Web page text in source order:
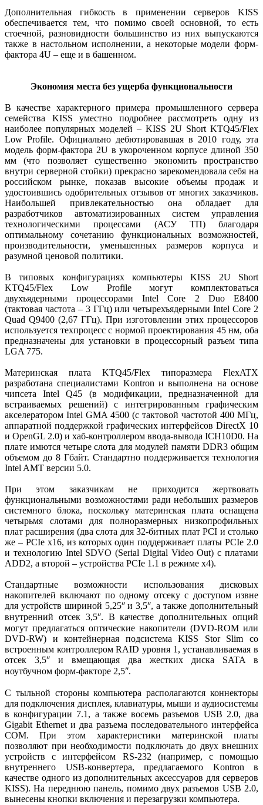
Дополнительная гибкость в применении серверов KISS
обеспечивается тем, что помимо своей основной, то есть
стоечной, разновидности большинство из них выпускаются
также в настольном исполнении, а некоторые модели форм-
фактора 4U – еще и в башенном.
Экономия места без ущерба функциональности
В качестве характерного примера промышленного сервера
семейства KISS уместно подробнее рассмотреть одну из
наиболее популярных моделей – KISS 2U Short KTQ45/Flex
Low Profile. Официально дебютировавшая в 2010 году, эта
модель форм-фактора 2U в укороченном корпусе длиной 350
мм (что позволяет существенно экономить пространство
внутри серверной стойки) прекрасно зарекомендовала себя на
российском рынке, показав высокие объемы продаж и
удостоившись одобрительных отзывов от многих заказчиков.
Наибольшей привлекательностью она обладает для
разработчиков автоматизированных систем управления
технологическими процессами (АСУ ТП) благодаря
оптимальному сочетанию функциональных возможностей,
производительности, уменьшенных размеров корпуса и
разумной ценовой политики.
В типовых конфигурациях компьютеры KISS 2U Short
KTQ45/Flex Low Profile могут комплектоваться
двухъядерными процессорами Intel Core 2 Duo E8400
(тактовая частота – 3 ГГц) или четырехъядерными Intel Core 2
Quad Q9400 (2,67 ГГц). При изготовлении этих процессоров
используется техпроцесс с нормой проектирования 45 нм, оба
предназначены для установки в процессорный разъем типа
LGA 775.
Материнская плата KTQ45/Flex типоразмера FlexATX
разработана специалистами Kontron и выполнена на основе
чипсета Intel Q45 (в модификации, предназначенной для
встраиваемых решений) с интегрированным графическим
акселератором Intel GMA 4500 (с тактовой частотой 400 МГц,
аппаратной поддержкой графических интерфейсов DirectX 10
и OpenGL 2.0) и хаб-контроллером ввода-вывода ICH10D0. На
плате имются четыре слота для модулей памяти DDR3 общим
объемом до 8 Гбайт. Стандартно поддерживается технология
Intel AMT версии 5.0.
При этом заказчикам не приходится жертвовать
функциональными возможностями ради небольших размеров
системного блока, поскольку материнская плата оснащена
четырьмя слотами для полноразмерных низкопрофильных
плат расширения (два слота для 32-битных плат PCI и столько
же – PCIe x16, из которых один поддерживает платы PCIe 2.0
и технологию Intel SDVO (Serial Digital Video Out) с платами
ADD2, а второй – устройства PCIe 1.1 в режиме x4).
Стандартные возможности использования дисковых
накопителей включают по одному отсеку с доступом извне
для устройств шириной 5,25″ и 3,5″, а также дополнительный
внутренний отсек 3,5″. В качестве дополнительных опций
могут предлагаться оптические накопители (DVD-ROM или
DVD-RW) и контейнерная подсистема KISS Stor Slim со
встроенным контроллером RAID уровня 1, устанавливаемая в
отсек 3,5″
и вмещающая два жестких диска SATA в
ноутбучном форм-факторе 2,5″.
С тыльной стороны компьютера располагаются коннекторы
для подключения дисплея, клавиатуры, мыши и аудиосистемы
в конфигурации 7.1, а также восемь разъемов USB 2.0, два
Gigabit Ethernet и два разъема последовательного интерфейса
COM. При этом характеристики материнской платы
позволяют при необходимости подключать до двух внешних
устройств с интерфейсом RS-232 (например, с помощью
внутреннего USB-конвертера, предлагаемого Kontron в
качестве одного из дополнительных аксессуаров для серверов
KISS). На переднюю панель, помимо двух разъемов USB 2.0,
вынесены кнопки включения и перезагрузки компьютера.